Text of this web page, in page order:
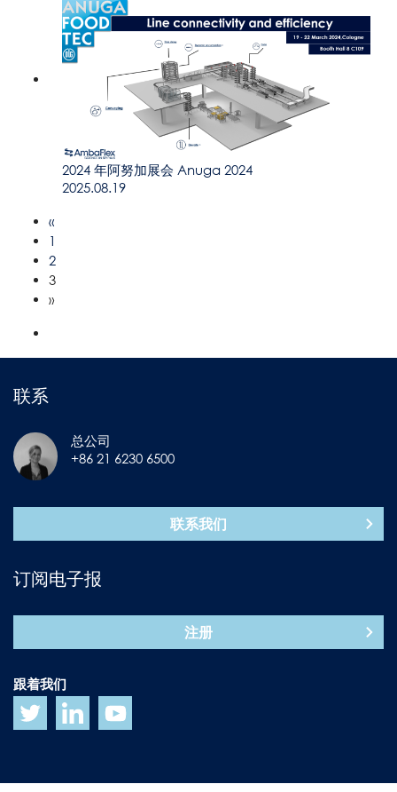
2024 年阿努加展会 Anuga 2024
2025.08.19
«
1
2
3
»
联系
总公司
+86 21 6230 6500
联系我们
订阅电子报
注册
跟着我们